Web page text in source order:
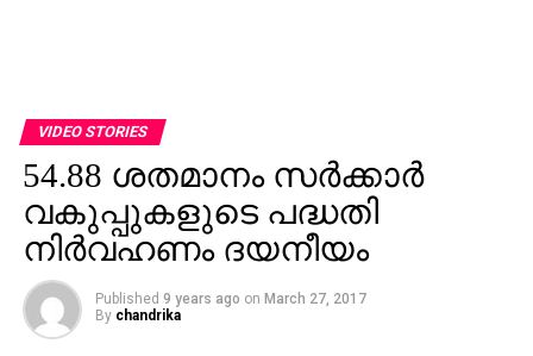
VIDEO STORIES
54.88 ശതമാനം സര്‍ക്കാര്‍
വകുപ്പുകളുടെ പദ്ധതി
നിര്‍വഹണം ദയനീയം
Published 9 years ago on March 27, 2017
By chandrika